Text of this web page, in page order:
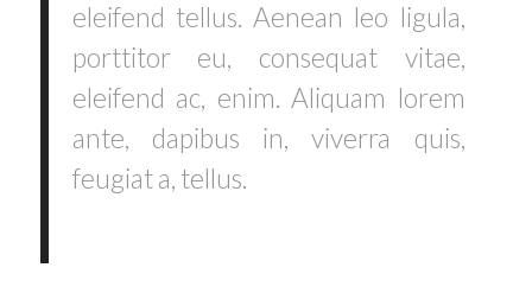
eleifend tellus. Aenean leo ligula,
porttitor eu, consequat vitae,
eleifend ac, enim. Aliquam lorem
ante, dapibus in, viverra quis,
feugiat a, tellus.